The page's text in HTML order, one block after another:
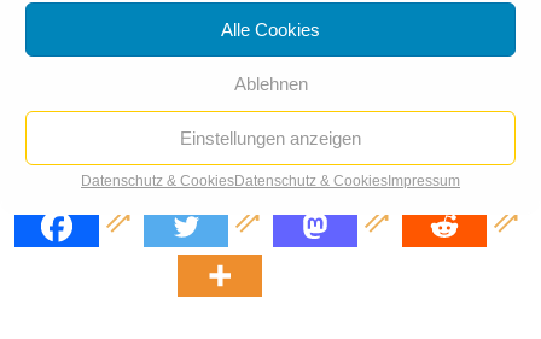
Alle Cookies
Ablehnen
Einstellungen anzeigen
Datenschutz & CookiesDatenschutz & Cookies Impressum
Chemnitz wehrt sich